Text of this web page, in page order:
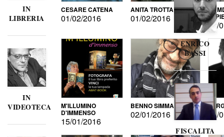
IN
LIBRERIA
IN
VIDEOTECA
CESARE CATENA
01/02/2016
ANITA TROTTA
01/02/2016 DI
15/
M'ILLUMINO
D'IMMENSO
15/01/2016
BENNO SIMMA
02/01/2016
ENRICO
BASSI
FISCALITA